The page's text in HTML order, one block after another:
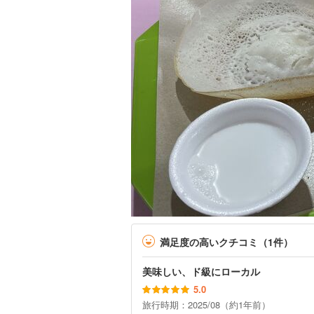
満足度の高いクチコミ（1件）
美味しい、ド級にローカル
5.0
旅行時期：2025/08（約1年前）